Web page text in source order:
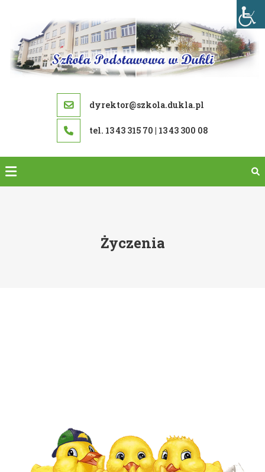
content
dyrektor@szkola.dukla.pl
tel. 13 43 315 70 | 13 43 300 08
Życzenia